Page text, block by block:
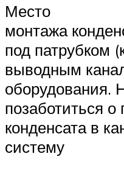
Место
монтажа
под патрубком
выводным
оборудования.
позаботиться
конденсата в
систему